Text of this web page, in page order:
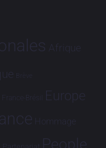
Afrique
Brève
Brésil Europe
Hommage
People